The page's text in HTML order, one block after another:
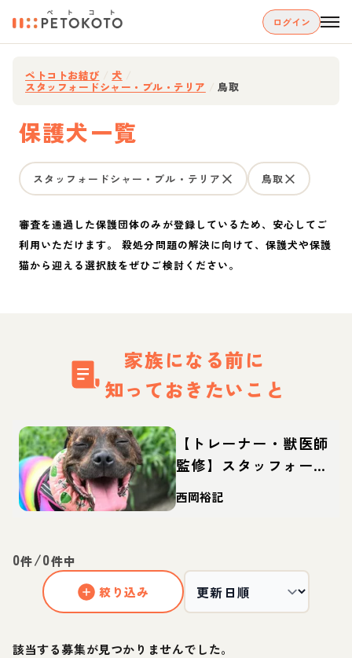
ログイン
ペトコトお結び 犬
スタッフォードシャー・ブル・テリア 鳥取
保護犬一覧
スタッフォードシャー・ブル・テリア 鳥取
審査を通過した保護団体のみが登録しているため、安心してご
利用いただけます。 殺処分問題の解決に向けて、保護犬や保護
猫から迎える選択肢をぜひご検討ください。
家族になる前に
知っておきたいこと
【トレーナー・獣医師
監修】スタッフォード
シャーブルテリアって
どんな犬？性格・特
西岡裕記
0件/0件中
絞り込み
該当する募集が見つかりませんでした。